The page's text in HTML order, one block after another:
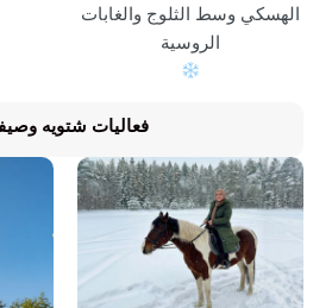
الهسكي وسط الثلوج والغابات
الروسية
فعاليات شتويه